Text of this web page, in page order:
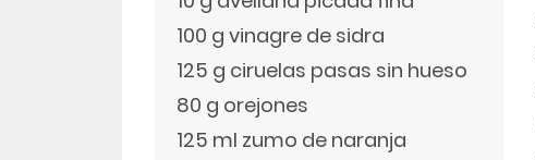
100 g vinagre de sidra
125 g ciruelas pasas sin hueso
80 g orejones
125 ml zumo de naranja